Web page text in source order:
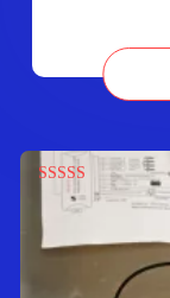
Note 5.00